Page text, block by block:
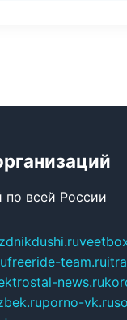
по всей России
freeride-team.ru
news.ru
porno-vk.ru